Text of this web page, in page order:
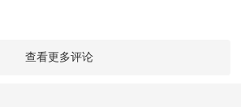
查看更多评论